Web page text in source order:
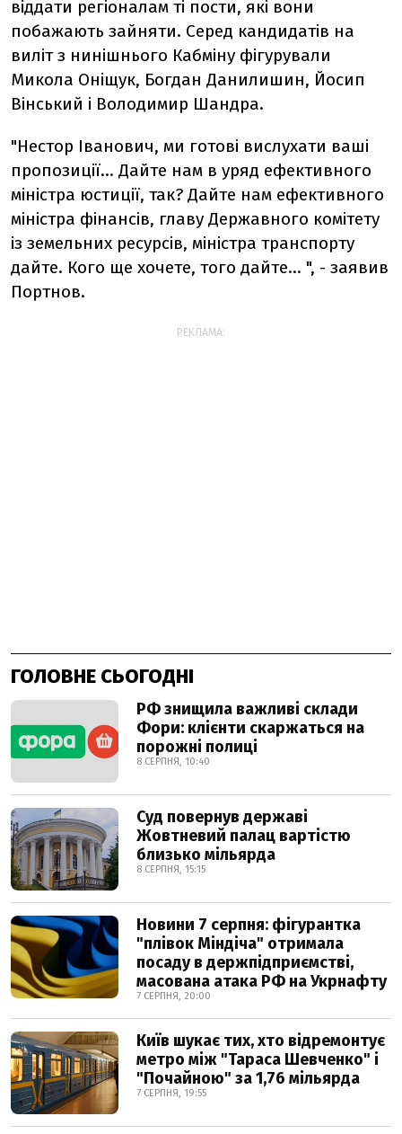
віддати регіоналам ті пости, які вони
побажають зайняти. Серед кандидатів на
виліт з нинішнього Кабміну фігурували
Микола Оніщук, Богдан Данилишин, Йосип
Вінський і Володимир Шандра.
"Нестор Іванович, ми готові вислухати ваші
пропозиції... Дайте нам в уряд ефективного
міністра юстиції, так? Дайте нам ефективного
міністра фінансів, главу Державного комітету
із земельних ресурсів, міністра транспорту
дайте. Кого ще хочете, того дайте... ", - заявив
Портнов.
РЕКЛАМА:
ГОЛОВНЕ СЬОГОДНІ
РФ знищила важливі склади
Фори: клієнти скаржаться на
порожні полиці
8 СЕРПНЯ, 10:40
Суд повернув державі
Жовтневий палац вартістю
близько мільярда
8 СЕРПНЯ, 15:15
Новини 7 серпня: фігурантка
"плівок Міндіча" отримала
посаду в держпідприємстві,
масована атака РФ на Укрнафту
7 СЕРПНЯ, 20:00
Київ шукає тих, хто відремонтує
метро між "Тараса Шевченко" і
"Почайною" за 1,76 мільярда
7 СЕРПНЯ, 19:55